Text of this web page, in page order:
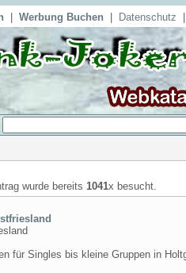
Werbung Buchen Datenschutz
wurde bereits 1041x besucht.
für Singles bis kleine Gruppen in